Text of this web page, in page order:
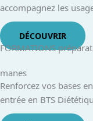
accompagnez les
DÉCOUVRIR
FORMATIONS
manes
Renforcez vos bases
entrée en BTS